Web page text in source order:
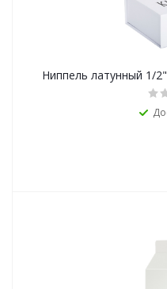
Ниппель латунный 1/